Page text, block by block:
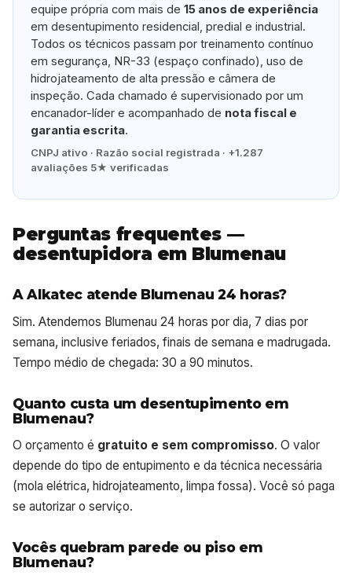
equipe própria com mais de15 anos de experiência
em desentupimento residencial, predial e industrial.
Todos os técnicos passam por treinamento contínuo
em segurança, NR-33 (espaço confinado), uso de
hidrojateamento de alta pressão e câmera de
inspeção. Cada chamado é supervisionado por um
encanador-líder e acompanhado de nota fiscal e
garantia escrita.
CNPJ ativo · Razão social registrada · +1.287
avaliações 5★ verificadas
Perguntas frequentes —
desentupidora em Blumenau
A Alkatec atende Blumenau 24 horas?
Sim. Atendemos Blumenau 24 horas por dia, 7 dias por
semana, inclusive feriados, finais de semana e madrugada.
Tempo médio de chegada: 30 a 90 minutos.
Quanto custa um desentupimento em
Blumenau?
O orçamento é gratuito e sem compromisso. O valor
depende do tipo de entupimento e da técnica necessária
(mola elétrica, hidrojateamento, limpa fossa). Você só paga
se autorizar o serviço.
Vocês quebram parede ou piso em
Blumenau?